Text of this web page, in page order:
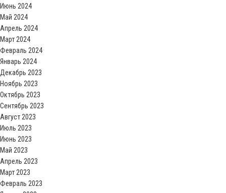
Июнь 2024
Май 2024
Апрель 2024
Март 2024
Февраль 2024
Январь 2024
Декабрь 2023
Ноябрь 2023
Октябрь 2023
Сентябрь 2023
Август 2023
Июль 2023
Июнь 2023
Май 2023
Апрель 2023
Март 2023
Февраль 2023